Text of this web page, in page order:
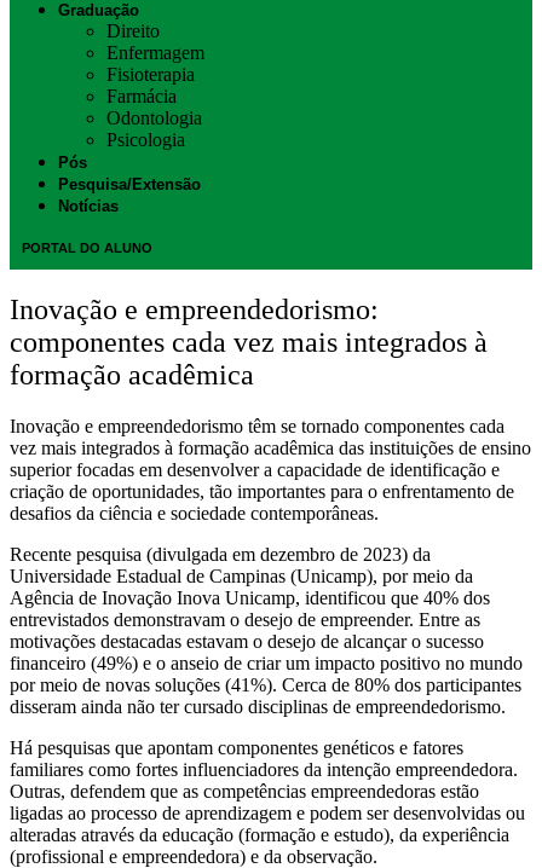
Graduação
Direito
Enfermagem
Fisioterapia
Farmácia
Odontologia
Psicologia
Pós
Pesquisa/Extensão
Notícias
PORTAL DO ALUNO
Inovação e empreendedorismo:
componentes cada vez mais integrados à
formação acadêmica
Inovação e empreendedorismo têm se tornado componentes cada
vez mais integrados à formação acadêmica das instituições de ensino
superior focadas em desenvolver a capacidade de identificação e
criação de oportunidades, tão importantes para o enfrentamento de
desafios da ciência e sociedade contemporâneas.
Recente pesquisa (divulgada em dezembro de 2023) da
Universidade Estadual de Campinas (Unicamp), por meio da
Agência de Inovação Inova Unicamp, identificou que 40% dos
entrevistados demonstravam o desejo de empreender. Entre as
motivações destacadas estavam o desejo de alcançar o sucesso
financeiro (49%) e o anseio de criar um impacto positivo no mundo
por meio de novas soluções (41%). Cerca de 80% dos participantes
disseram ainda não ter cursado disciplinas de empreendedorismo.
Há pesquisas que apontam componentes genéticos e fatores
familiares como fortes influenciadores da intenção empreendedora.
Outras, defendem que as competências empreendedoras estão
ligadas ao processo de aprendizagem e podem ser desenvolvidas ou
alteradas através da educação (formação e estudo), da experiência
(profissional e empreendedora) e da observação.